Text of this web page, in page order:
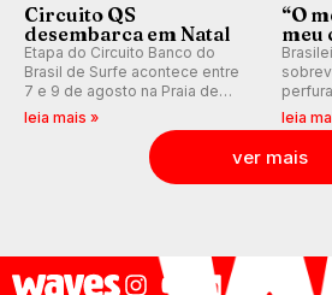
Circuito QS
desembarca em Natal
Etapa do Circuito Banco do
Brasil de Surfe acontece entre
7 e 9 de agosto na Praia de
Miami (RN), em disputas
válidas pelo Qualifying Series
(QS) 4.000 e pela corrida por
vagas no Challenger Series.
leia mais »
“O
meu
agulha
Costa
leia
ver mais